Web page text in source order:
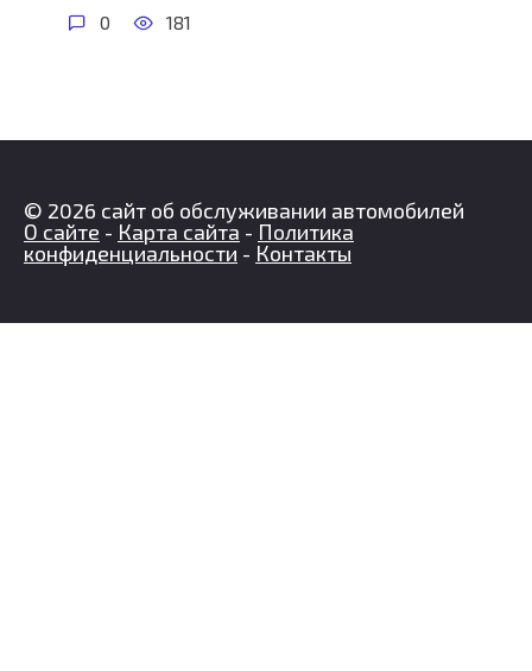
0 181
© 2026 сайт об обслуживании автомобилей
О сайте - Карта сайта - Политика
конфиденциальности - Контакты